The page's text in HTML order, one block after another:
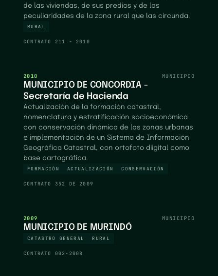
de las viviendas, de sus predios y de las
peculiaridades de la zona rural que las circunda.
RURAL
CONTRATO 211 - 2010
2010 MUNICIPIO
MUNICIPIO DE CONCORDIA -
Secretaría de Hacienda
Actualización de la formación catastral,
nomenclatura y estratificación socioeconómica
con conservación dinámica de las zonas urbanas
e implementación de un Sistema de Información
Geográfica Catastral, con ortofoto diigital como
base cartográfica.
FORMACIÓN ACTUALIZACIÓN CONSERVACIÓN
CONTRATO 352 DE 2009
2009 MUNICIPIO
MUNICIPIO DE MURINDÓ
CATASTRO GENERAL RURAL
CONTRATO 002-2008